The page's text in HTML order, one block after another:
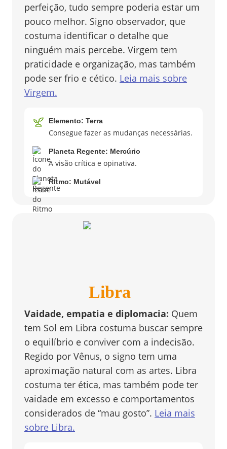
perfeição, tudo sempre poderia estar um
pouco melhor. Signo observador, que
costuma identificar o detalhe que
ninguém mais percebe. Virgem tem
praticidade e organização, mas também
pode ser frio e cético. Leia mais sobre
Virgem.
Elemento: Terra
Consegue fazer as mudanças necessárias.
Planeta Regente: Mercúrio
A visão crítica e opinativa.
Ritmo: Mutável
Libra
Vaidade, empatia e diplomacia: Quem
tem Sol em Libra costuma buscar sempre
o equilíbrio e conviver com a indecisão.
Regido por Vênus, o signo tem uma
aproximação natural com as artes. Libra
costuma ter ética, mas também pode ter
vaidade em excesso e comportamentos
considerados de “mau gosto”. Leia mais
sobre Libra.